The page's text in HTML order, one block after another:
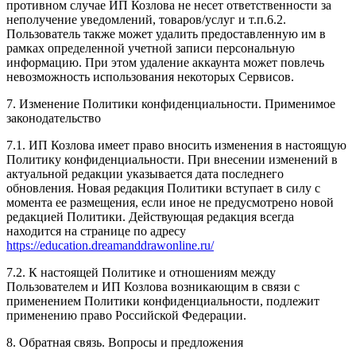
противном случае ИП Козлова не несет ответственности за
неполучение уведомлений, товаров/услуг и т.п.6.2.
Пользователь также может удалить предоставленную им в
рамках определенной учетной записи персональную
информацию. При этом удаление аккаунта может повлечь
невозможность использования некоторых Сервисов.
7. Изменение Политики конфиденциальности. Применимое
законодательство
7.1. ИП Козлова имеет право вносить изменения в настоящую
Политику конфиденциальности. При внесении изменений в
актуальной редакции указывается дата последнего
обновления. Новая редакция Политики вступает в силу с
момента ее размещения, если иное не предусмотрено новой
редакцией Политики. Действующая редакция всегда
находится на странице по адресу
https://education.dreamanddrawonline.ru/
7.2. К настоящей Политике и отношениям между
Пользователем и ИП Козлова возникающим в связи с
применением Политики конфиденциальности, подлежит
применению право Российской Федерации.
8. Обратная связь. Вопросы и предложения